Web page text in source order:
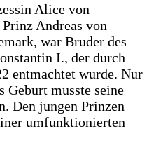
Alice von
Andreas von
war Bruder des
I., der durch
entmachtet wurde. Nur
Geburt musste seine
Den jungen Prinzen
umfunktionierten